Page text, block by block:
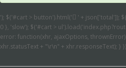
'); $('#cart > button').html('
' + json['total']);
0 }, 'slow'); $('#cart >
error: function(xhr, ajaxOptions,
xhr.statusText + "\r\n" + xhr.responseText); }